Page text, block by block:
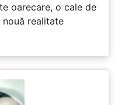
oarecare, o cale de
realitate